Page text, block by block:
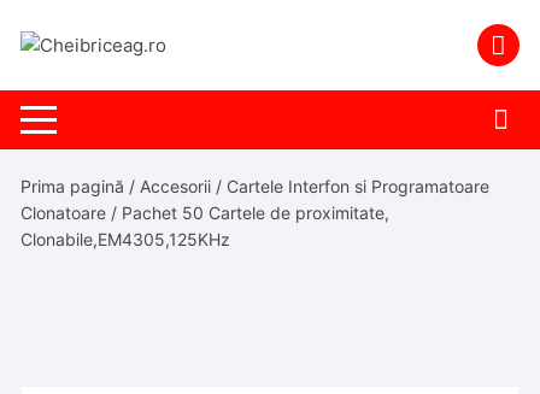
Prima pagină / Accesorii / Cartele Interfon si Programatoare
Clonatoare / Pachet 50 Cartele de proximitate,
Clonabile,EM4305,125KHz